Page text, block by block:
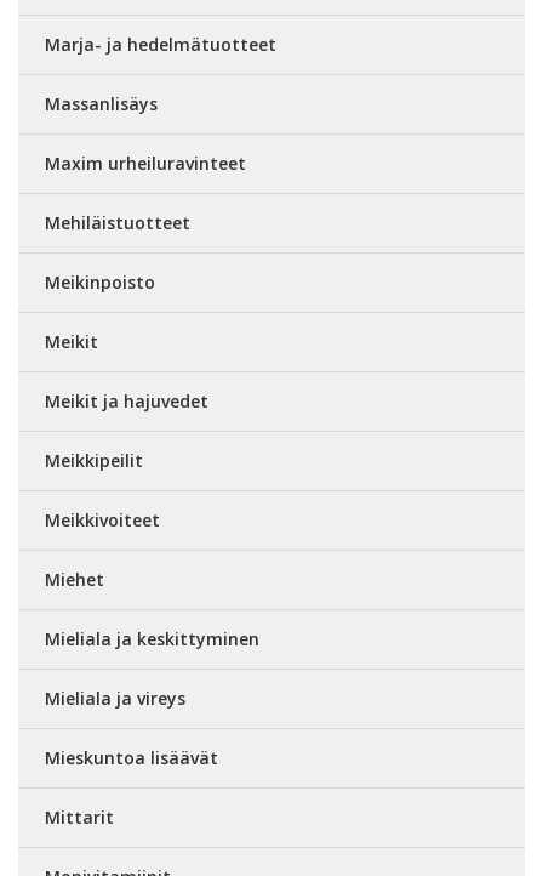
Marja- ja hedelmätuotteet
Massanlisäys
Maxim urheiluravinteet
Mehiläistuotteet
Meikinpoisto
Meikit
Meikit ja hajuvedet
Meikkipeilit
Meikkivoiteet
Miehet
Mieliala ja keskittyminen
Mieliala ja vireys
Mieskuntoa lisäävät
Mittarit